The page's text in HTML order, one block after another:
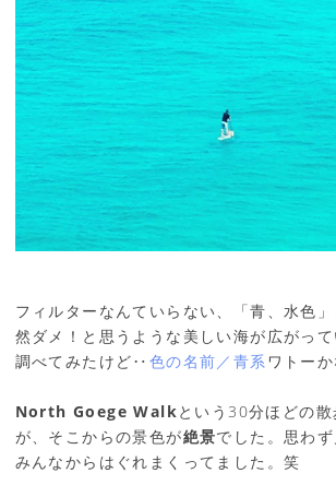
フィルターなんていらない、「青、水色
然ダメ！と思うような美しい海が広がっ
調べてみたけど‥ 色の名前／青系 ワトーか
North Goege Walkという30分ほどの
が、そこからの景色が絶景でした。思わ
みんなからはぐれまくってました。笑